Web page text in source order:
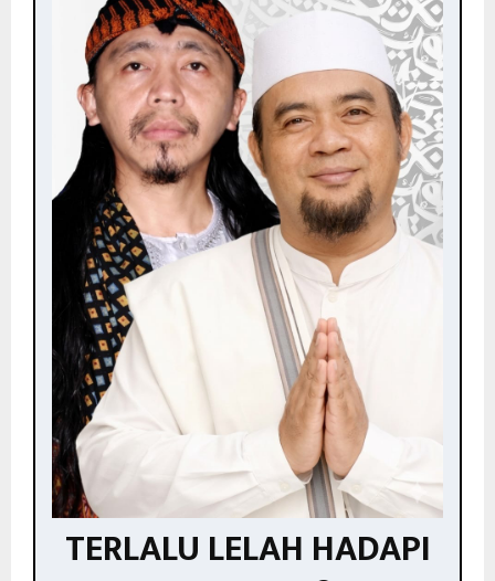
TERLALU LELAH HADAPI